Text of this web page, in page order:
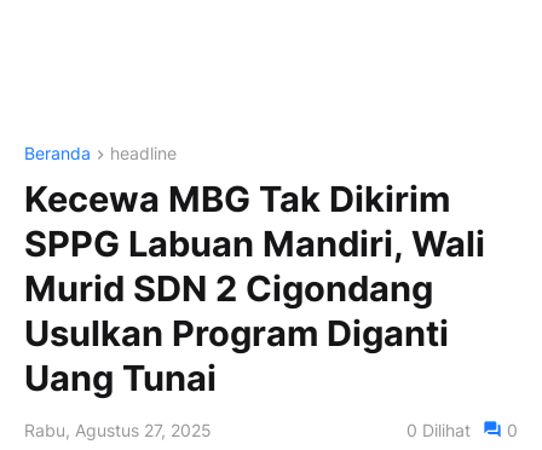
Beranda headline
Kecewa MBG Tak Dikirim
SPPG Labuan Mandiri, Wali
Murid SDN 2 Cigondang
Usulkan Program Diganti
Uang Tunai
Rabu, Agustus 27, 2025 0 Dilihat 0